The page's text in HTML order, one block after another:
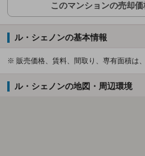
このマンションの売却価
ル・シェノンの基本情報
※ 販売価格、賃料、間取り、専有面積は
ル・シェノンの地図・周辺環境